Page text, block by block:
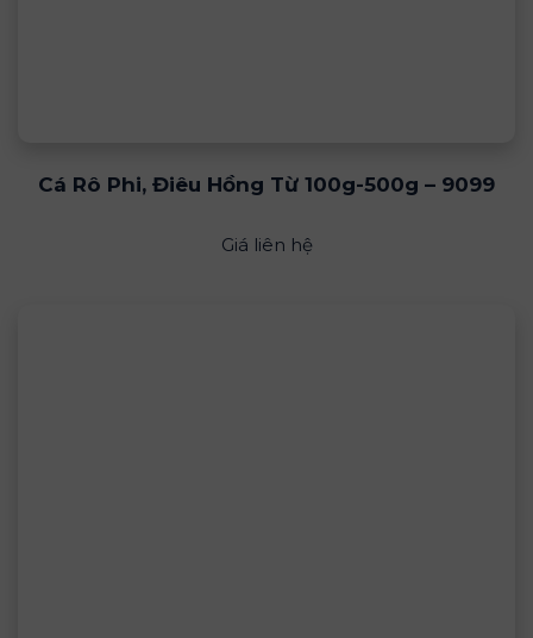
Cá Rô Phi, Điêu Hồng Từ 100g-500g – 9099
Giá liên hệ